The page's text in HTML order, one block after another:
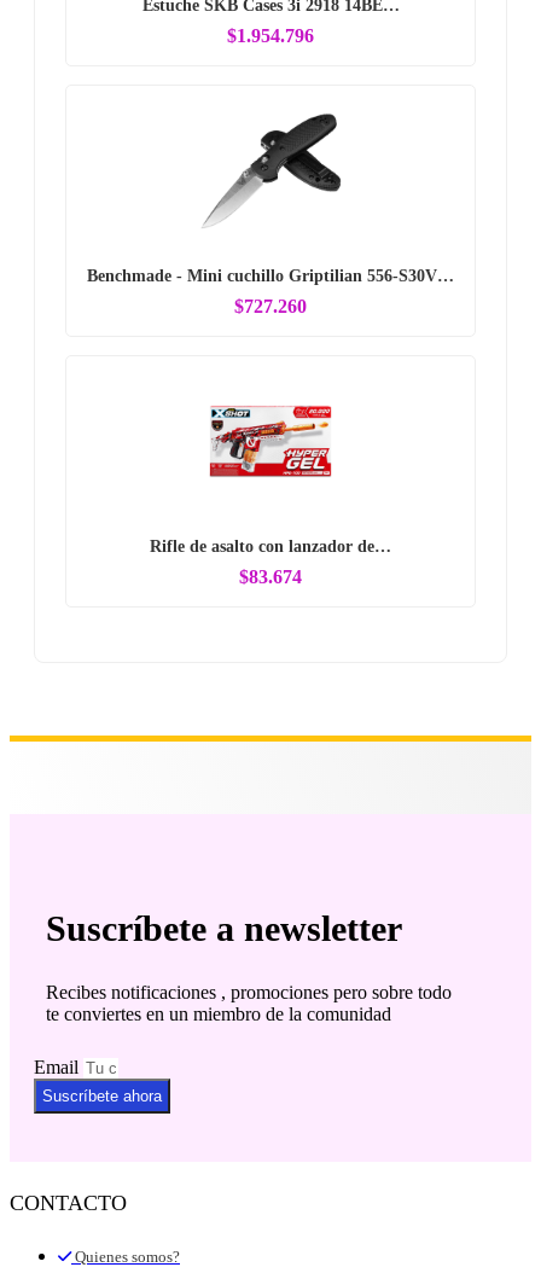
Estuche SKB Cases 3i 2918 14BE…
$1.954.796
Benchmade - Mini cuchillo Griptilian 556-S30V…
$727.260
Rifle de asalto con lanzador de…
$83.674
Suscríbete a newsletter
Recibes notificaciones , promociones pero sobre todo
te conviertes en un miembro de la comunidad
Email
Suscríbete ahora
CONTACTO
Quienes somos?